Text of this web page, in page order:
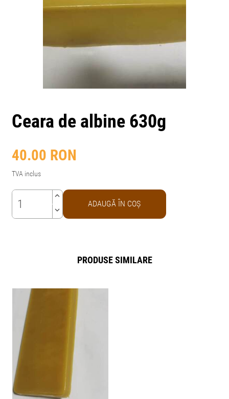
Ceara de albine 630g
40.00 RON
TVA inclus
keyboard_arrow_up
keyboard_arrow_down
ADAUGĂ ÎN COŞ
PRODUSE SIMILARE